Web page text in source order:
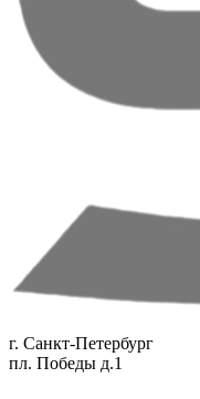
г. Санкт-Петербург
пл. Победы д.1